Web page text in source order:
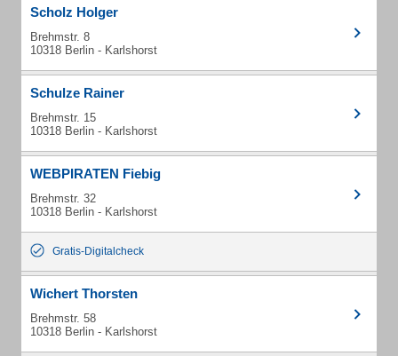
Scholz Holger
Brehmstr. 8
10318 Berlin - Karlshorst
Schulze Rainer
Brehmstr. 15
10318 Berlin - Karlshorst
WEBPIRATEN Fiebig
Brehmstr. 32
10318 Berlin - Karlshorst
Gratis-Digitalcheck
Wichert Thorsten
Brehmstr. 58
10318 Berlin - Karlshorst